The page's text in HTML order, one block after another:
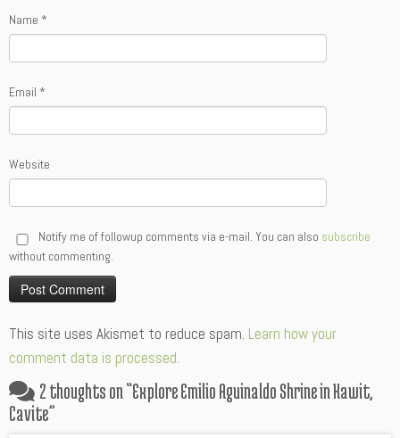
Name *
Email *
Website
Notify me of followup comments via e-mail. You can also subscribe
without commenting.
This site uses Akismet to reduce spam. Learn how your
comment data is processed.
2 thoughts on “Explore Emilio Aguinaldo Shrine in Kawit,
Cavite”